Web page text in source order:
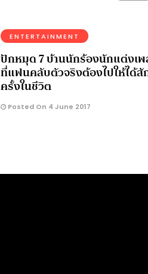
ENTERTAINMENT
ปักหมุด 7 บ้านนักร้องนักแต่งเ
ที่แฟนคลับตัวจริงต้องไปให้ได้สั
ครั้งในชีวิต
Posted On 4 June 2017